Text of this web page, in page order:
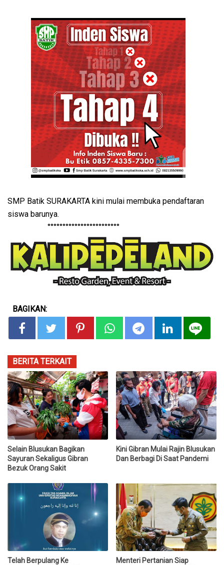
SMP Batik SURAKARTA kini mulai membuka pendaftaran
siswa barunya.
°°°°°°°°°°°°°°°°°°°°°°°°
BAGIKAN:
BERITA TERKAIT
Selain Blusukan Bagikan
Sayuran Sekaligus Gibran
Bezuk Orang Sakit
Kini Gibran Mulai Rajin Blusukan
Dan Berbagi Di Saat Pandemi
Telah Berpulang Ke
Menteri Pertanian Siap